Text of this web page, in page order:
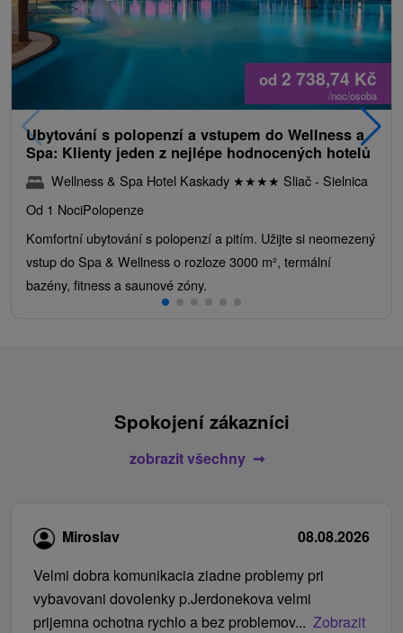
od 2 738,74 Kč
/noc/osoba
Ubytování s polopenzí a vstupem do Wellness a
Spa: Klienty jeden z nejlépe hodnocených hotelů
Wellness & Spa Hotel Kaskady ★★★★ Sliač - Sielnica
Od 1 NociPolopenze
Komfortní ubytování s polopenzí a pitím. Užijte si neomezený
vstup do Spa & Wellness o rozloze 3000 m², termální
bazény, fitness a saunové zóny.
Spokojení zákazníci
zobrazit všechny
Miroslav
08.08.2026
Velmi dobra komunikacia ziadne problemy pri
vybavovani dovolenky p.Jerdonekova velmi
prijemna ochotna rychlo a bez problemov... Zobrazit